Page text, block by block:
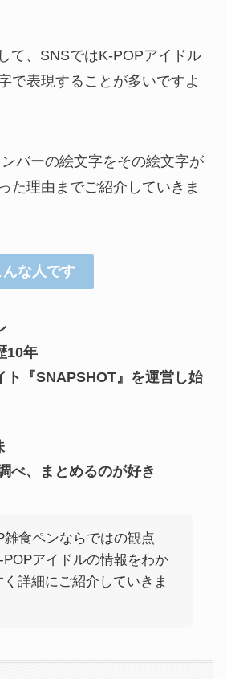
て、SNSではK-POPアイドル
で表現することが多いですよ
バーの絵文字をその絵文字が
た理由までご紹介していきま
な人です
10年
ト『SNAPSHOT』を運営し始
べ、まとめるのが好き
雑食ペンならではの観点
POPアイドルの情報をわか
く詳細にご紹介していきま